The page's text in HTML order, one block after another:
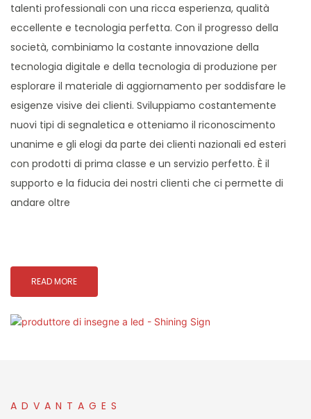
talenti professionali con una ricca esperienza, qualità
eccellente e tecnologia perfetta. Con il progresso della
società, combiniamo la costante innovazione della
tecnologia digitale e della tecnologia di produzione per
esplorare il materiale di aggiornamento per soddisfare le
esigenze visive dei clienti. Sviluppiamo costantemente
nuovi tipi di segnaletica e otteniamo il riconoscimento
unanime e gli elogi da parte dei clienti nazionali ed esteri
con prodotti di prima classe e un servizio perfetto. È il
supporto e la fiducia dei nostri clienti che ci permette di
andare oltre
READ MORE
ADVANTAGES